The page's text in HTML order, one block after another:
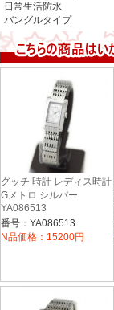
日常生活防水
バングルタイプ
グッチ 時計 レディス時計
Gメトロ シルバー
YA086513
番号：YA086513
N品価格：15200円